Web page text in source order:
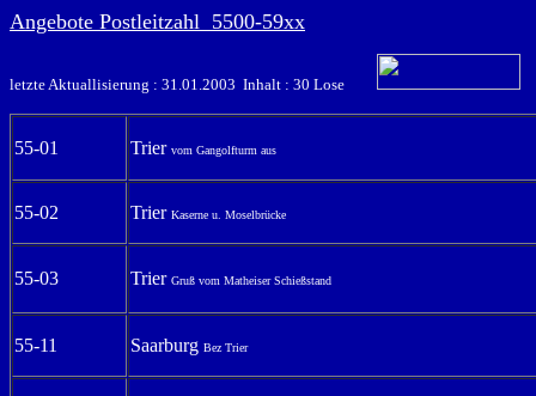
Angebote Postleitzahl 5500-59xx
letzte Aktuallisierung : 31.01.2003 Inhalt : 30 Lose
55-01 Trier vom Gangolfturm aus
55-02 Trier Kaserne u. Moselbrücke
55-03 Trier Gruß vom Matheiser Schießstand
55-11 Saarburg Bez Trier